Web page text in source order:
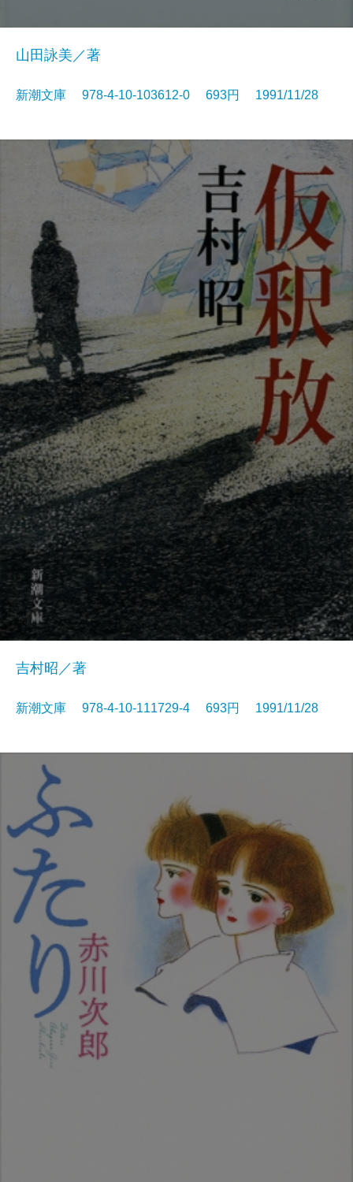
山田詠美／著
新潮文庫 978-4-10-103612-0 693円 1991/11/28
吉村昭／著
新潮文庫 978-4-10-111729-4 693円 1991/11/28